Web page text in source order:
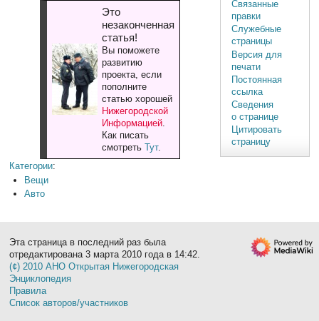
Это
незаконченная
статья!
Вы поможете
развитию
проекта, если
пополните
статью хорошей
Нижегородской
Информацией.
Как писать
смотреть Тут.
Категории:
Вещи
Авто
Связанные
правки
Служебные
страницы
Версия для
печати
Постоянная
ссылка
Сведения
о странице
Цитировать
страницу
Эта страница в последний раз была
отредактирована 3 марта 2010 года в 14:42.
(¢) 2010 АНО Открытая Нижегородская
Энциклопедия
Правила
Список авторов/участников